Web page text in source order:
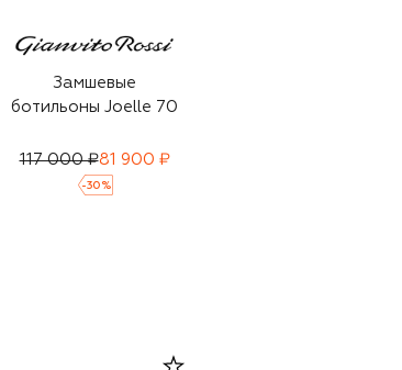
Замшевые
ботильоны Joelle 70
117 000 ₽81 900 ₽
-30 %